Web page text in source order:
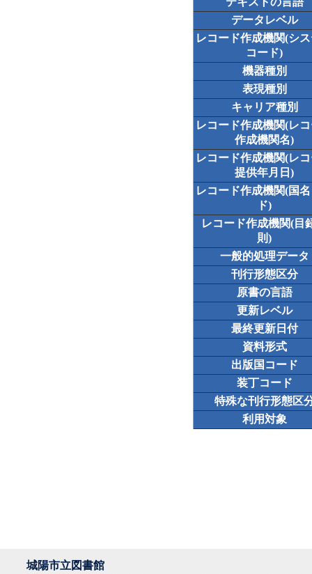
データレベル
レコード作成機関(シ
コード)
機器種別
表現種別
キャリア種別
レコード作成機関(レ
作成機関名)
レコード作成機関(レ
提供年月日)
レコード作成機関(国
ド)
レコード作成機関(目
則)
一般的処理データ
刊行形態区分
原書の言語
更新レベル
最終更新日付
資料形式
出版国コード
装丁コード
特殊な刊行形態区
利用対象
城陽市立図書館